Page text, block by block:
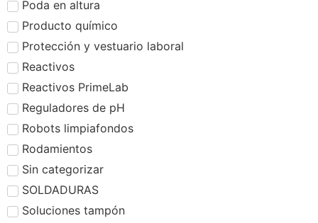
Poda en altura
Producto químico
Protección y vestuario laboral
Reactivos
Reactivos PrimeLab
Reguladores de pH
Robots limpiafondos
Rodamientos
Sin categorizar
SOLDADURAS
Soluciones tampón